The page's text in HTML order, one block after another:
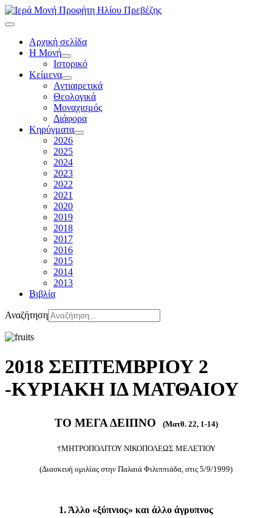
Αρχική σελίδα
Η Μονή
Ιστορικό
Κείμενα
Αντιαιρετικά
Θεολογικά
Μοναχισμός
Διάφορα
Κηρύγματα
2026
2025
2024
2023
2022
2021
2020
2019
2018
2017
2016
2015
2014
2013
Βιβλία
Αναζήτηση
2018 ΣΕΠΤΕΜΒΡΙΟΥ 2
-ΚΥΡΙΑΚΗ ΙΔ ΜΑΤΘΑΙΟΥ
ΤΟ ΜΕΓΑ ΔΕΙΠΝΟ (Ματθ. 22, 1-14)
†ΜΗΤΡΟΠΟΛΙΤΟΥ ΝΙΚΟΠΟΛΕΩΣ ΜΕΛΕΤΙΟΥ
(Διασκευή ομιλίας στην Παλαιά Φιλιππιάδα, στις 5/9/1999)
1. Άλλο «ξύπνιος» και άλλο άγρυπνος